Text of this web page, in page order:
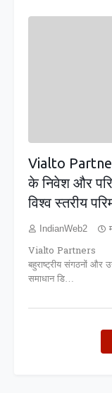
Vialto
के निवेश और
विश्व स्तरीय
IndianWeb2
Vialto Partners
बहुराष्ट्रीय संगठनों और
समाधान डि…